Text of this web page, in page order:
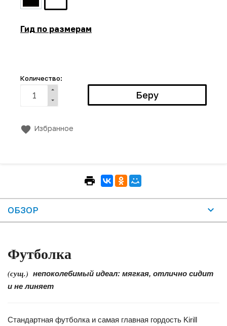
Гид по размерам
Количество:
Избранное
ОБЗОР
Футболка
(сущ.) непоколебимый идеал: мягкая, отлично сидит
и не линяет
Стандартная футболка и самая главная гордость Kirill